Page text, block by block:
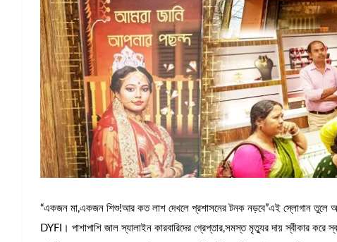
“একজন মা,একজন শিশু!আর কত লাশ দেখলে প্রশাসনের টনক নড়বে”এই স্লোগান তুলে
DYFI। পাশাপাশি জাল স্যালাইন কারবারিদের গ্রেপ্তার,সমস্ত মৃত্যুর দায় স্বীকার করে